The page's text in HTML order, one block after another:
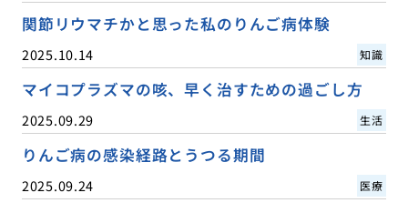
関節リウマチかと思った私のりんご病体験
2025.10.14 知識
マイコプラズマの咳、早く治すための過ごし方
2025.09.29 生活
りんご病の感染経路とうつる期間
2025.09.24 医療